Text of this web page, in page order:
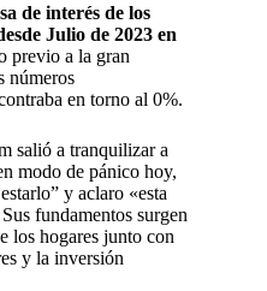
de interés de los
Julio de 2023 en
previo a la gran
números
en torno al 0%.
salió a tranquilizar a
modo de pánico hoy,
y aclaro «esta
fundamentos surgen
los hogares junto con
y la inversión